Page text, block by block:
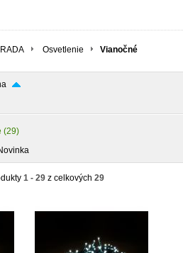
Osvetlenie
Vianočné
(29)
1 - 29 z celkových 29